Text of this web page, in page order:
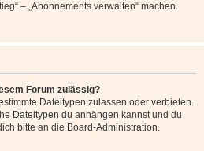
– „Abonnements verwalten“ machen.
Forum zulässig?
Dateitypen zulassen oder verbieten.
Dateitypen du anhängen kannst und du
bitte an die Board-Administration.